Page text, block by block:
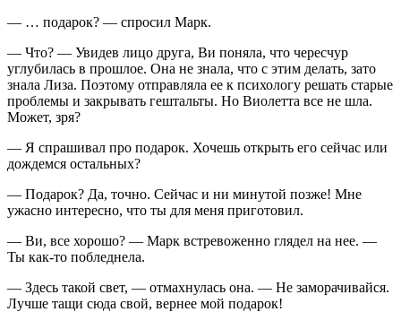
— … подарок? — спросил Марк.
— Что? — Увидев лицо друга, Ви поняла, что чересчур
углубилась в прошлое. Она не знала, что с этим делать, зато
знала Лиза. Поэтому отправляла ее к психологу решать старые
проблемы и закрывать гештальты. Но Виолетта все не шла.
Может, зря?
— Я спрашивал про подарок. Хочешь открыть его сейчас или
дождемся остальных?
— Подарок? Да, точно. Сейчас и ни минутой позже! Мне
ужасно интересно, что ты для меня приготовил.
— Ви, все хорошо? — Марк встревоженно глядел на нее. —
Ты как-то побледнела.
— Здесь такой свет, — отмахнулась она. — Не заморачивайся.
Лучше тащи сюда свой, вернее мой подарок!